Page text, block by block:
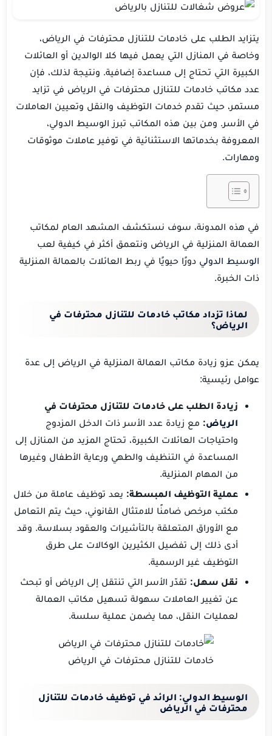
يتزايد الطلب على خادمات للتنازل محترفات في الرياض،
وخاصة في المنازل التي يعمل فيها كلا الوالدين أو العائلات
الكبيرة التي تحتاج إلى مساعدة إضافية. ونتيجة لذلك، فإن
عدد مكاتب خادمات للتنازل محترفات في الرياض في تزايد
مستمر، حيث تقدم خدمات التوظيف والنقل وتعيين العاملات
في الأسر. ومن بين هذه المكاتب تبرز الوسيط الدولي،
المعروفة بخدماتها الاستثنائية في توفير عاملات موثوقات
ومهارات.
في هذه المدونة، سوف نستكشف المشهد العام لمكاتب
العمالة المنزلية في الرياض ونتعمق أكثر في كيفية لعب
الوسيط الدولي دورًا حيويًا في ربط العائلات بالعمالة المنزلية
ذات الخبرة.
لماذا تزداد مكاتب خادمات للتنازل محترفات في
الرياض؟
يمكن عزو زيادة مكاتب العمالة المنزلية في الرياض إلى عدة
عوامل رئيسية:
زيادة الطلب على خادمات للتنازل محترفات في
الرياض: مع زيادة عدد الأسر ذات الدخل المزدوج
واحتياجات العائلات الكبيرة، تحتاج المزيد من المنازل إلى
المساعدة في التنظيف والطهي ورعاية الأطفال وغيرها
من المهام المنزلية.
عملية التوظيف المبسطة: يعد توظيف عاملة من خلال
مكتب مرخص ضامنًا للامتثال القانوني، حيث يتم التعامل
مع الأوراق المتعلقة بالتأشيرات والعقود بسلاسة. وقد
أدى ذلك إلى تفضيل الكثيرين الوكالات على طرق
التوظيف غير الرسمية.
نقل سهل: تقدّر الأسر التي تنتقل إلى الرياض أو تبحث
عن تغيير العاملات سهولة تسهيل مكاتب العمالة
لعمليات النقل، مما يضمن عملية سلسة.
خادمات للتنازل محترفات في الرياض
الوسيط الدولي: الرائد في توظيف خادمات للتنازل
محترفات في الرياض